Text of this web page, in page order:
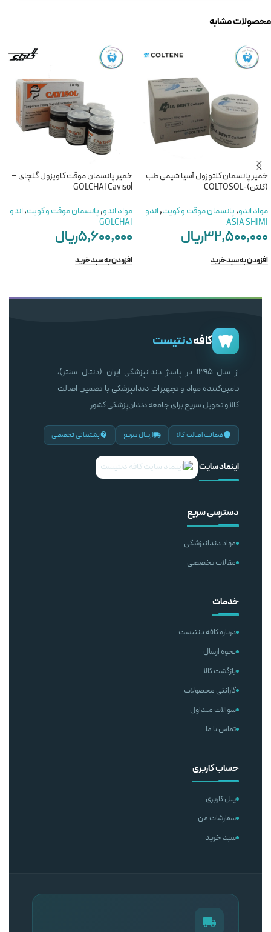
محصولات مشابه
خمیر پانسمان کلتوزول آسیا شیمی طب
(کلتن)-COLTOSOL
مواد اندو,پانسمان موقت و کویت,اندو
ASIA SHIMI
۳۲,۵۰۰,۰۰۰ریال
افزودن به سبد خرید
خمیر پانسمان موقت کاویزول گلچای –
GOLCHAI Cavisol
مواد اندو,پانسمان موقت و کویت,اندو
GOLCHAI
۵,۶۰۰,۰۰۰ریال
افزودن به سبد خرید
کافهدنتیست
از سال ۱۳۹۵ در پاساژ دندانپزشکی ایران (دنتال سنتر)،
تامین‌کننده مواد و تجهیزات دندانپزشکی با تضمین اصالت
کالا و تحویل سریع برای جامعه دندان‌پزشکی کشور.
ضمانت اصالت کالا ارسال سریع پشتیبانی تخصصی
اینماد سایت
دسترسی سریع
مواد دندانپزشکی
مقالات تخصصی
خدمات
درباره کافه دنتیست
نحوه ارسال
بازگشت کالا
گارانتی محصولات
سوالات متداول
تماس با ما
حساب کاربری
پنل کاربری
سفارشات من
سبد خرید